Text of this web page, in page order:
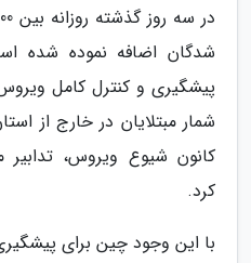
شدگان اضافه نموده شده
پیشگیری و کنترل کامل
شمار مبتلایان در خارج از
کانون شیوع ویروس، تدابیر
کرد.
با این وجود چین برای